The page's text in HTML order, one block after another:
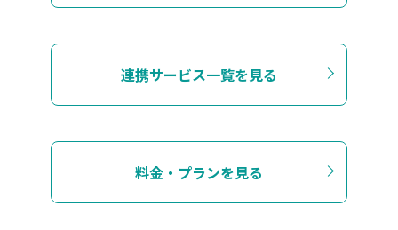
連携サービス一覧を見る
料金・プランを見る